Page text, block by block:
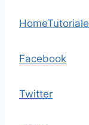
HomeTutoriale
Facebook
Twitter